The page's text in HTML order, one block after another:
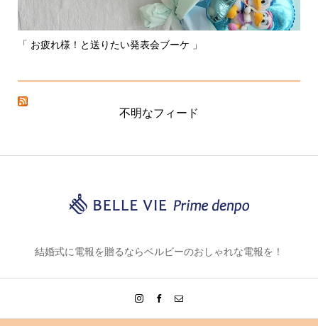
「 お疲れ様！と送りたい発表会ブーケ 」
不明なフィード
結婚式に電報を贈るならベルビーのおしゃれな電報を！